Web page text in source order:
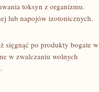
toksyn z organizmu.
‍lub napojów⁣ izotonicznych.
sięgnąć po produkty bogate​ w⁤
w zwalczaniu wolnych